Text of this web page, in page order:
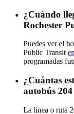
¿Cuándo
Rochester
Puedes ver el
Public Transit
programadas
¿Cuántas
autobús
La línea o ruta